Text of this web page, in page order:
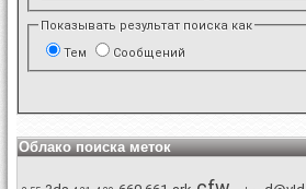
Показывать результат поиска как
Тем
Сообщений
Облако поиска меток